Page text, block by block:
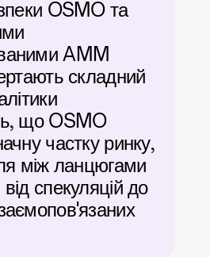
OSMO та
AMM
складний
що OSMO
частку ринку,
між ланцюгами
спекуляцій до